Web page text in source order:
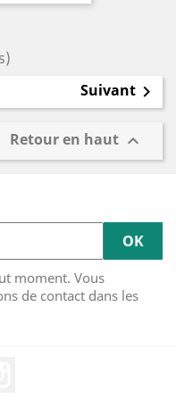
Suivant 
Retour en haut 
moment. Vous
de contact dans les